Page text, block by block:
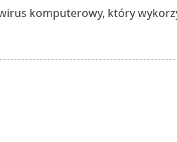
komputerowy, który